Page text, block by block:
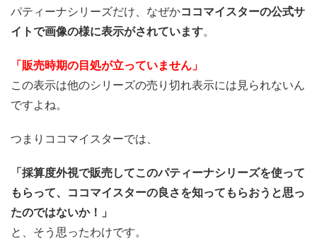
パティーナシリーズだけ、なぜかココマイスターの公式サ
イトで画像の様に表示がされています。
「販売時期の目処が立っていません」
この表示は他のシリーズの売り切れ表示には見られないん
ですよね。
つまりココマイスターでは、
「採算度外視で販売してこのパティーナシリーズを使って
もらって、ココマイスターの良さを知ってもらおうと思っ
たのではないか！」
と、そう思ったわけです。